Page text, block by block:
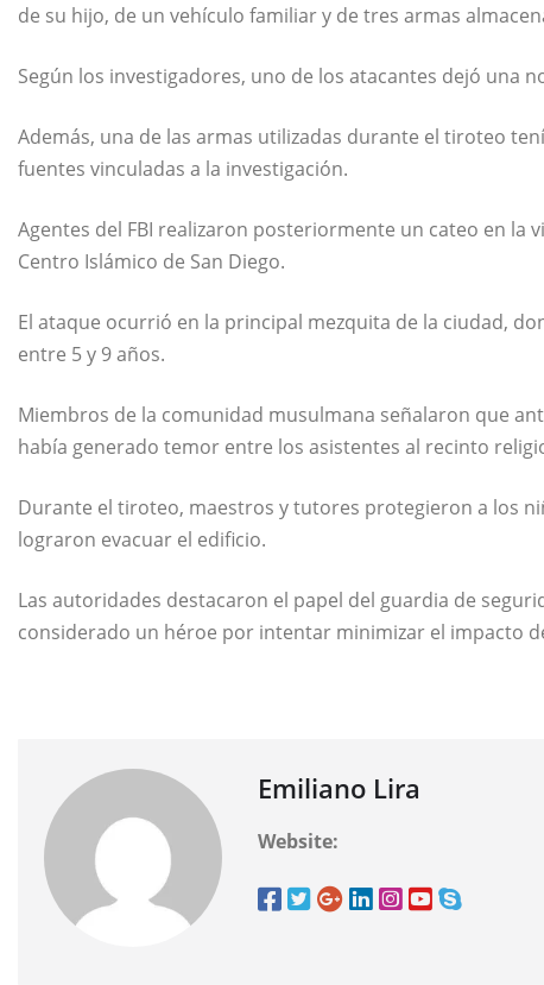
de su hijo, de un vehículo familiar y de tres armas
Según los investigadores, uno de los atacantes dejó una
Además, una de las armas utilizadas durante el tiroteo
fuentes vinculadas a la investigación.
Agentes del FBI realizaron posteriormente un cateo en la
Centro Islámico de San Diego.
El ataque ocurrió en la principal mezquita de la ciudad,
entre 5 y 9 años.
Miembros de la comunidad musulmana señalaron que
había generado temor entre los asistentes al recinto
Durante el tiroteo, maestros y tutores protegieron a los
lograron evacuar el edificio.
Las autoridades destacaron el papel del guardia de
considerado un héroe por intentar minimizar el impacto
Emiliano Lira
Website: